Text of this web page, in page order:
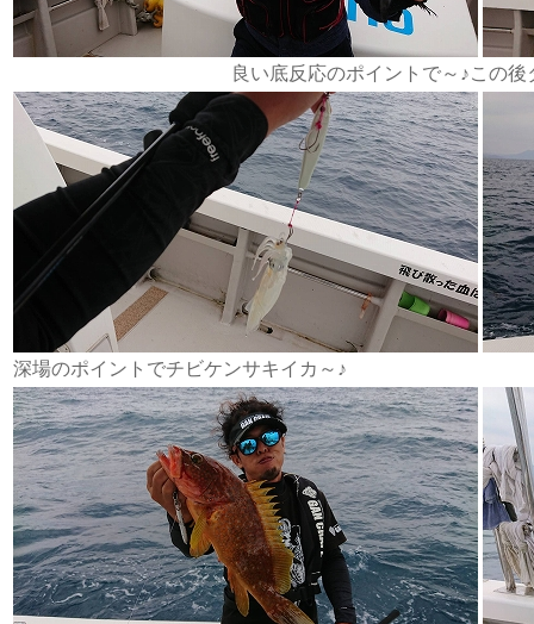
良い底反応のポイントで～♪この
深場のポイントでチビケンサキイカ～♪